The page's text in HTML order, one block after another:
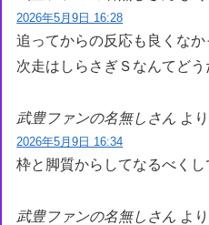
2026年5月9日 16:28
追ってからの反応も良くなか
次走はしらさぎＳなんてどう
武豊ファンの名無しさん よ
2026年5月9日 16:34
枠と脚質からしてなるべく
武豊ファンの名無しさん よ